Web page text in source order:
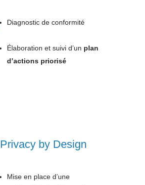
Diagnostic de conformité
Élaboration et suivi d’un plan
d’actions priorisé
Privacy by Design
Mise en place d’une